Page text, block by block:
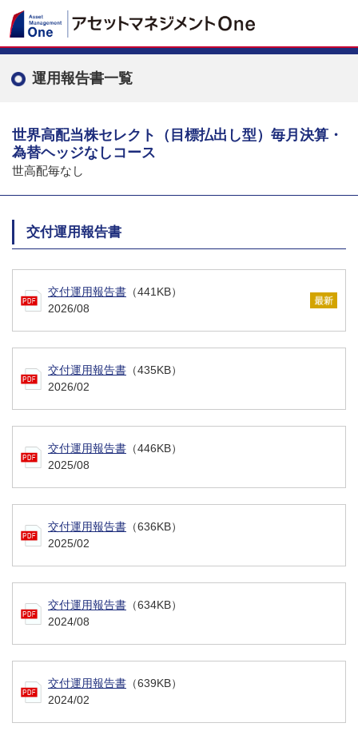
運用報告書一覧
世界高配当株セレクト（目標払出し型）毎月決算・
為替ヘッジなしコース
世高配毎なし
交付運用報告書
交付運用報告書 （441KB）
2026/08
交付運用報告書 （435KB）
2026/02
交付運用報告書 （446KB）
2025/08
交付運用報告書 （636KB）
2025/02
交付運用報告書 （634KB）
2024/08
交付運用報告書 （639KB）
2024/02